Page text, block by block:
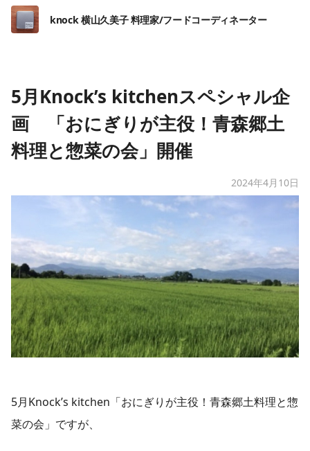
knock 横山久美子 料理家/フードコーディネーター
5月Knock’s kitchenスペシャル企
画 「おにぎりが主役！青森郷土
料理と惣菜の会」開催
2024年4月10日
5月Knock’s kitchen「おにぎりが主役！青森郷土料理と惣
菜の会」ですが、